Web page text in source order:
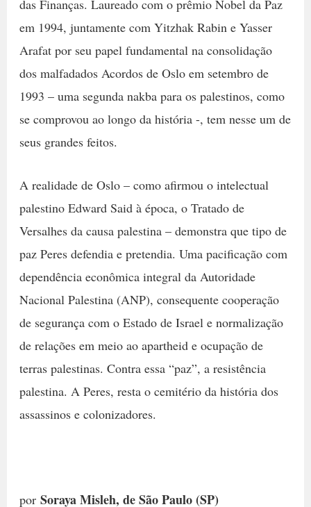
das Finanças. Laureado com o prêmio Nobel da Paz
em 1994, juntamente com Yitzhak Rabin e Yasser
Arafat por seu papel fundamental na consolidação
dos malfadados Acordos de Oslo em setembro de
1993 – uma segunda nakba para os palestinos, como
se comprovou ao longo da história -, tem nesse um de
seus grandes feitos.
A realidade de Oslo – como afirmou o intelectual
palestino Edward Said à época, o Tratado de
Versalhes da causa palestina – demonstra que tipo de
paz Peres defendia e pretendia. Uma pacificação com
dependência econômica integral da Autoridade
Nacional Palestina (ANP), consequente cooperação
de segurança com o Estado de Israel e normalização
de relações em meio ao apartheid e ocupação de
terras palestinas. Contra essa “paz”, a resistência
palestina. A Peres, resta o cemitério da história dos
assassinos e colonizadores.
por Soraya Misleh, de São Paulo (SP)